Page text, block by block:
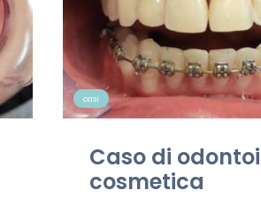
Caso di
cosmetica
casi